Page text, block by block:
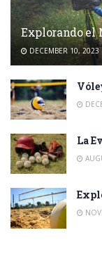
Explorando el
DECEMBER 10, 2023
La